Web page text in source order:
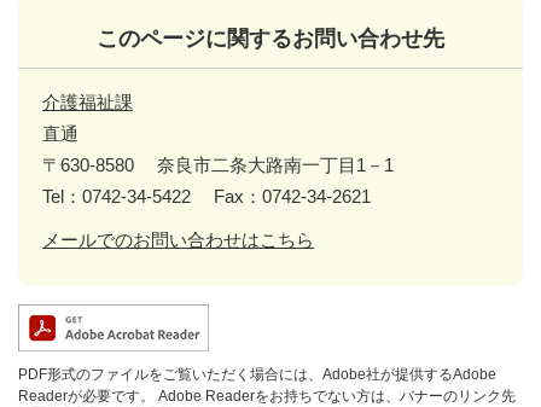
このページに関するお問い合わせ先
介護福祉課
直通
〒630-8580
奈良市二条大路南一丁目1－1
Tel：0742-34-5422
Fax：0742-34-2621
メールでのお問い合わせはこちら
PDF形式のファイルをご覧いただく場合には、Adobe社が提供するAdobe
Readerが必要です。
Adobe Readerをお持ちでない方は、バナーのリンク先